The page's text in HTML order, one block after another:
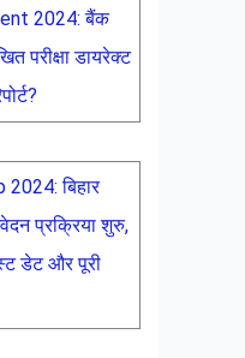
2024: बैंक
परीक्षा डायरेक्ट
बिहार
प्रक्रिया शुरु,
डेट और पूरी